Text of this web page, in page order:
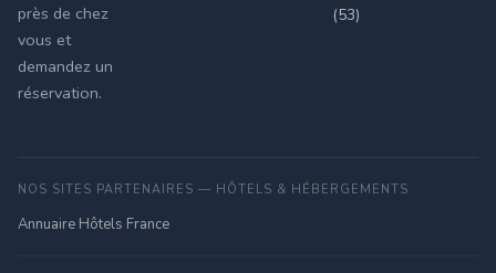
près de chez
vous et
demandez un
réservation.
(53)
NOS SITES PARTENAIRES — HÔTELS & HÉBERGEMENTS
Annuaire Hôtels France